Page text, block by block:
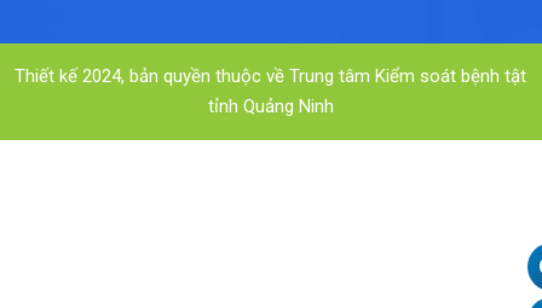
Thiết kế 2024, bản quyền thuộc về Trung tâm Kiểm soát bệnh tật
tỉnh Quảng Ninh